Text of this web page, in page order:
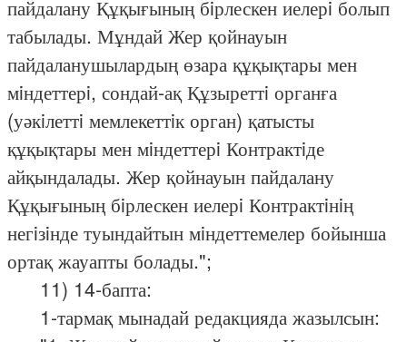
пайдалану Құқығының бiрлескен иелерi болып
табылады. Мұндай Жер қойнауын
пайдаланушылардың өзара құқықтары мен
мiндеттерi, сондай-ақ Құзыреттi органға
(уәкiлеттi мемлекеттiк орган) қатысты
құқықтары мен мiндеттерi Контрактiде
айқындалады. Жер қойнауын пайдалану
Құқығының бiрлескен иелерi Контрактiнiң
негiзiнде туындайтын мiндеттемелер бойынша
ортақ жауапты болады.";
11) 14-бапта:
1-тармақ мынадай редакцияда жазылсын: